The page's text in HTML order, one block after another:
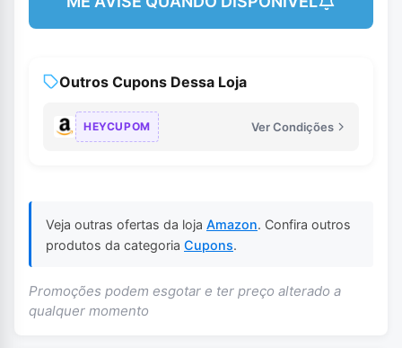
Outros Cupons Dessa Loja
HEYCUPOM Ver Condições
Veja outras ofertas da loja Amazon. Confira outros
produtos da categoria Cupons.
Promoções podem esgotar e ter preço alterado a
qualquer momento